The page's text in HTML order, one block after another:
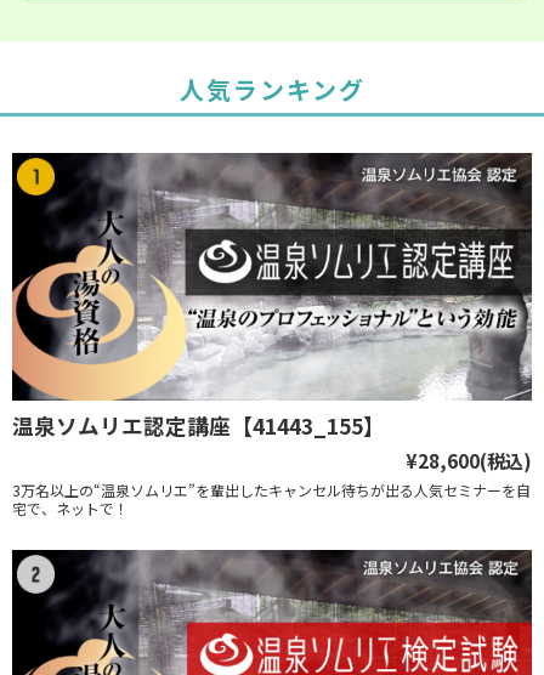
人気ランキング
温泉ソムリエ認定講座【41443_155】
¥28,600(税込)
3万名以上の“温泉ソムリエ”を輩出したキャンセル待ちが出る人気セミナーを自
宅で、ネットで！